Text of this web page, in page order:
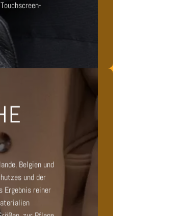
Belgien und
und der
Ergebnis reiner